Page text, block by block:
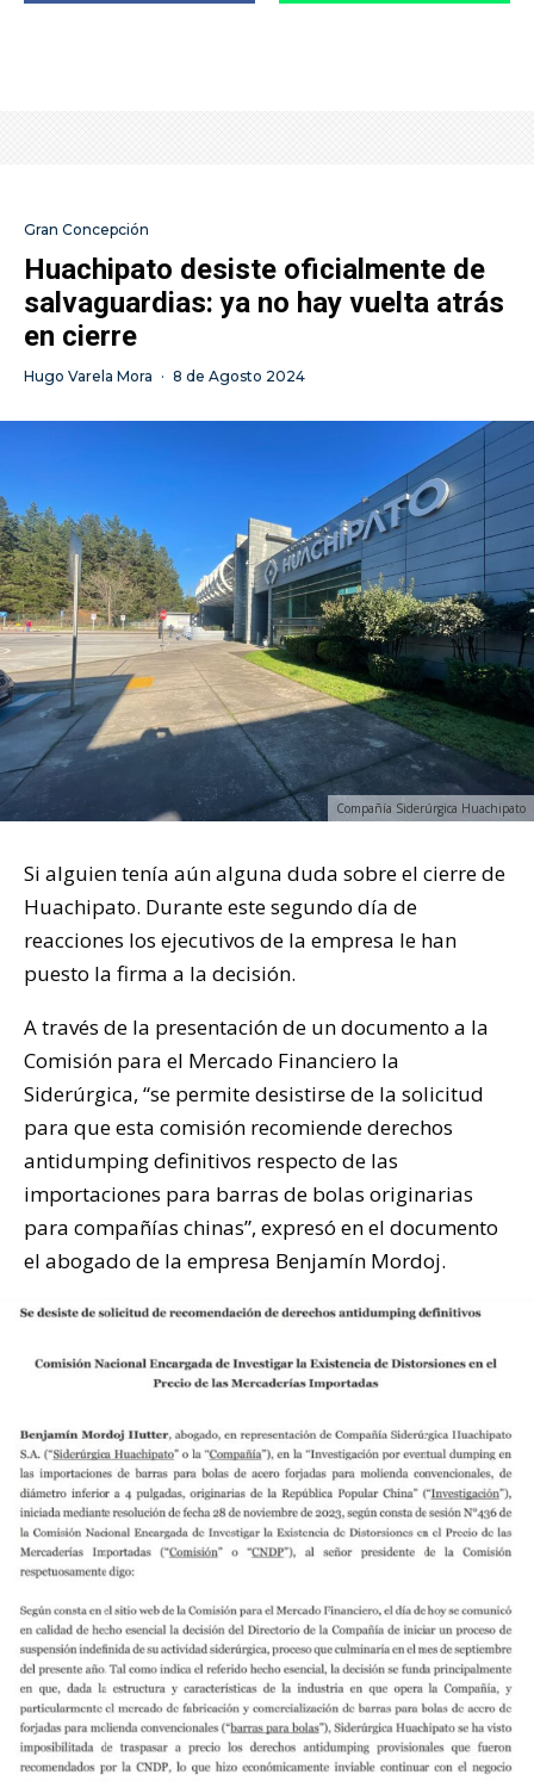
Gran Concepción
Huachipato desiste oficialmente de
salvaguardias: ya no hay vuelta atrás
en cierre
Hugo Varela Mora · 8 de Agosto 2024
Compañía Siderúrgica Huachipato
Si alguien tenía aún alguna duda sobre el cierre de
Huachipato. Durante este segundo día de
reacciones los ejecutivos de la empresa le han
puesto la firma a la decisión.
A través de la presentación de un documento a la
Comisión para el Mercado Financiero la
Siderúrgica, “se permite desistirse de la solicitud
para que esta comisión recomiende derechos
antidumping definitivos respecto de las
importaciones para barras de bolas originarias
para compañías chinas”, expresó en el documento
el abogado de la empresa Benjamín Mordoj.